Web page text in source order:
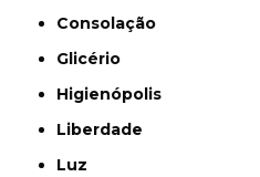
Consolação
Glicério
Higienópolis
Liberdade
Luz